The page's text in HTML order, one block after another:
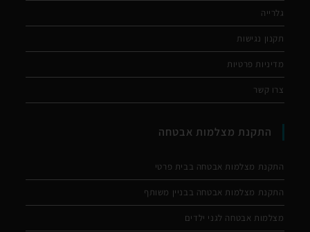
גלרייה
תקנון נגישות
מדיניות פרטיות
צרו קשר
התקנת מצלמות אבטחה
התקנת מצלמות אבטחה בבית פרטי
התקנת מצלמות אבטחה בבניין משותף
מצלמות אבטחה לגני ילדים